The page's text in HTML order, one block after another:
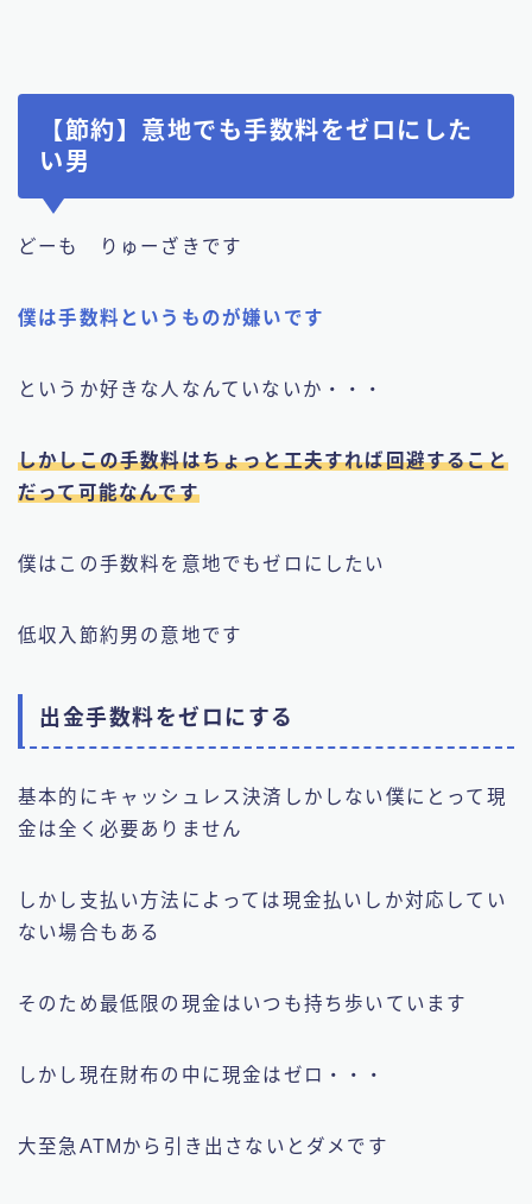
【節約】意地でも手数料をゼロにした
い男
どーも りゅーざきです
僕は手数料というものが嫌いです
というか好きな人なんていないか・・・
しかしこの手数料はちょっと工夫すれば回避すること
だって可能なんです
僕はこの手数料を意地でもゼロにしたい
低収入節約男の意地です
出金手数料をゼロにする
基本的にキャッシュレス決済しかしない僕にとって現
金は全く必要ありません
しかし支払い方法によっては現金払いしか対応してい
ない場合もある
そのため最低限の現金はいつも持ち歩いています
しかし現在財布の中に現金はゼロ・・・
大至急ATMから引き出さないとダメです